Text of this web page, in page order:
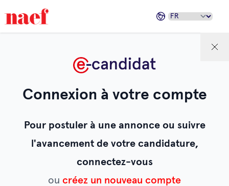
Connexion à votre compte
Pour postuler à une annonce ou suivre
l'avancement de votre candidature,
connectez-vous
ou créez un nouveau compte